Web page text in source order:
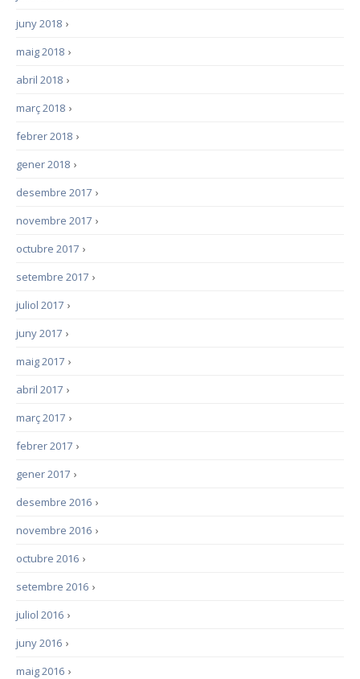
›
juny 2018
›
maig 2018
›
abril 2018
›
març 2018
›
febrer 2018
›
gener 2018
›
desembre 2017
›
novembre 2017
›
octubre 2017
›
setembre 2017
›
juliol 2017
›
juny 2017
›
maig 2017
›
abril 2017
›
març 2017
›
febrer 2017
›
gener 2017
›
desembre 2016
›
novembre 2016
›
octubre 2016
›
setembre 2016
›
juliol 2016
›
juny 2016
›
maig 2016